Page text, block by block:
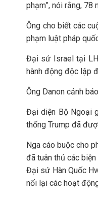
phạm”, nói rằng,
Ông cho biết các
phạm luật pháp
Đại sứ Israel tại
hành động độc lập
Ông Danon cảnh
Đại diện Bộ Ngoại
thống Trump đã
Nga cáo buộc cho
đã tuân thủ các
Đại sứ Hàn Quốc
nối lại các hoạt